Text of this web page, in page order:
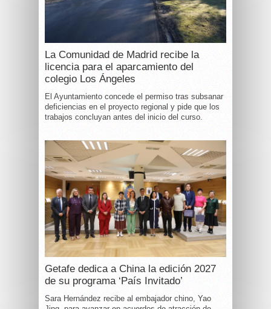
La Comunidad de Madrid recibe la
licencia para el aparcamiento del
colegio Los Ángeles
El Ayuntamiento concede el permiso tras subsanar
deficiencias en el proyecto regional y pide que los
trabajos concluyan antes del inicio del curso.
Getafe dedica a China la edición 2027
de su programa ‘País Invitado’
Sara Hernández recibe al embajador chino, Yao